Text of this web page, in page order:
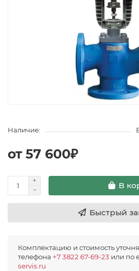
Наличие:
от 57 600₽
В
Быстрый
Комплектацию и стоимость
телефона +7 3822 67-69-23 или по
servis.ru